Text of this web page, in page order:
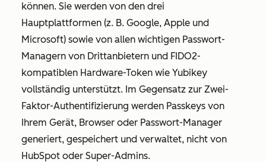
können. Sie werden von den drei
Hauptplattformen (z. B. Google, Apple und
Microsoft) sowie von allen wichtigen Passwort-
Managern von Drittanbietern und FIDO2-
kompatiblen Hardware-Token wie Yubikey
vollständig unterstützt. Im Gegensatz zur Zwei-
Faktor-Authentifizierung werden Passkeys von
Ihrem Gerät, Browser oder Passwort-Manager
generiert, gespeichert und verwaltet, nicht von
HubSpot oder Super-Admins.